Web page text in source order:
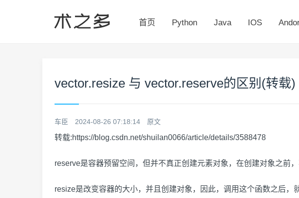
首页 Python Java IOS
vector.resize 与 vector.reserve的区别(转载)
车臣 2024-08-26 07:18:14 原文
转载:https://blog.csdn.net/shuilan0066/article/details/3588478
reserve是容器预留空间，但并不真正创建元素对象，在创建对象之前
resize是改变容器的大小，并且创建对象，因此，调用这个函数之后